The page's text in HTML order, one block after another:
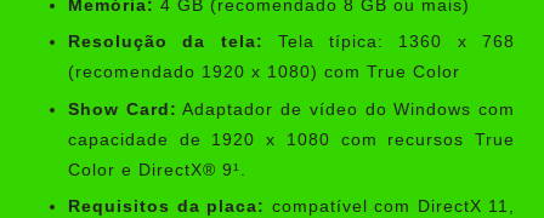
Memória: 4 GB (recomendado 8 GB ou mais)
Resolução da tela:
Tela típica: 1360 x 768
(recomendado 1920 x 1080) com True Color
Show Card: Adaptador de vídeo do Windows com
capacidade de 1920 x 1080 com recursos True
Color e DirectX® 9¹.
Requisitos da placa: compatível com DirectX 11,